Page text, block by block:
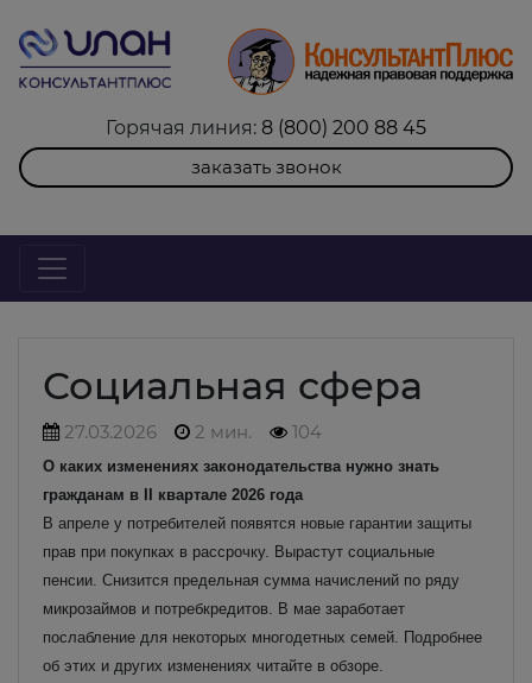
Горячая линия: 8 (800) 200 88 45
заказать звонок
Социальная сфера
27.03.2026 2 мин. 104
О каких изменениях законодательства нужно знать
гражданам в II квартале 2026 года
В апреле у потребителей появятся новые гарантии защиты
прав при покупках в рассрочку. Вырастут социальные
пенсии. Снизится предельная сумма начислений по ряду
микрозаймов и потребкредитов. В мае заработает
послабление для некоторых многодетных семей. Подробнее
об этих и других изменениях читайте в обзоре.